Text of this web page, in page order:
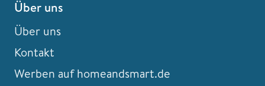
Über uns
Über uns
Kontakt
Werben auf homeandsmart.de